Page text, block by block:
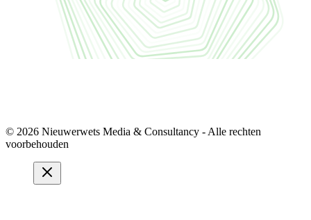
© 2026 Nieuwerwets Media & Consultancy - Alle rechten
voorbehouden